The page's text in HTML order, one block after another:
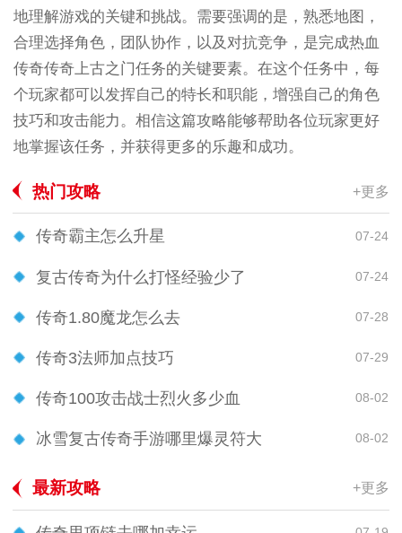
地理解游戏的关键和挑战。需要强调的是，熟悉地图，
合理选择角色，团队协作，以及对抗竞争，是完成热血
传奇传奇上古之门任务的关键要素。在这个任务中，每
个玩家都可以发挥自己的特长和职能，增强自己的角色
技巧和攻击能力。相信这篇攻略能够帮助各位玩家更好
地掌握该任务，并获得更多的乐趣和成功。
热门攻略 +更多
传奇霸主怎么升星 07-24
复古传奇为什么打怪经验少了 07-24
传奇1.80魔龙怎么去 07-28
传奇3法师加点技巧 07-29
传奇100攻击战士烈火多少血 08-02
冰雪复古传奇手游哪里爆灵符大 08-02
最新攻略 +更多